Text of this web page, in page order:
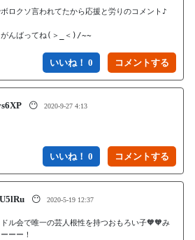
ロクソ言われてたから応援と労りのコメント♪
がんばってね(＞_＜)/~~
いいね！ 0
😶 2020-9-27 4:13
いいね！ 0
😶 2020-5-19 12:37
ル会で唯一の芸人根性を持つおもろい子🧡🧡み
ーー！